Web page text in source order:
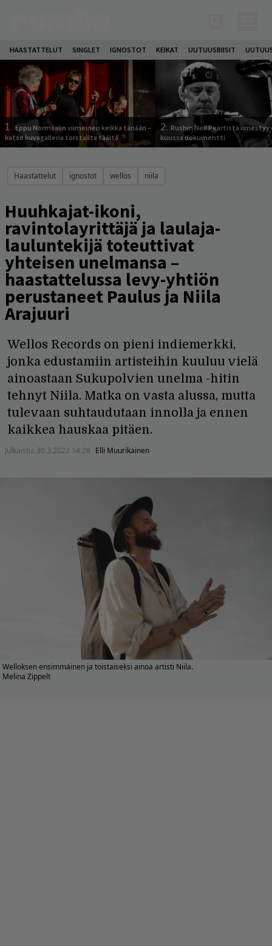
HAASTATTELUT SINGLET IGNOSTOT KEIKAT UUTUUSBIISIT
1. Eppu Normaalin viimeinen keikka tänään –
katso kuvagalleria torstailta täältä
2. Rushin Neil Peartista ilmestyy
kuussa dokumentti
Haastattelut ignostot wellos niila
Huuhkajat-ikoni,
ravintolayrittäjä ja laulaja-
lauluntekijä toteuttivat
yhteisen unelmansa –
haastattelussa levy-yhtiön
perustaneet Paulus ja Niila
Arajuuri
Wellos Records on pieni indiemerkki,
jonka edustamiin artisteihin kuuluu vielä
ainoastaan Sukupolvien unelma -hitin
tehnyt Niila. Matka on vasta alussa, mutta
tulevaan suhtaudutaan innolla ja ennen
kaikkea hauskaa pitäen.
Julkaistu: 30.3.2022 14:26 Elli Muurikainen
Welloksen ensimmäinen ja toistaiseksi ainoa artisti Niila.
Melina Zippelt